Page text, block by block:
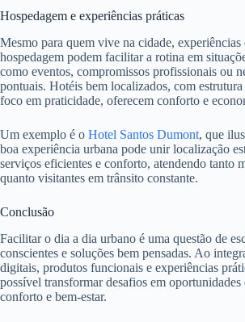
Hospedagem e experiências práticas
Mesmo para quem vive na cidade, experiências
hospedagem podem facilitar a rotina em
como eventos, compromissos profissionais ou
pontuais. Hotéis bem localizados, com
foco em praticidade, oferecem conforto e
Um exemplo é o Hotel Santos Dumont, que
boa experiência urbana pode unir localização
serviços eficientes e conforto, atendendo tanto
quanto visitantes em trânsito constante.
Conclusão
Facilitar o dia a dia urbano é uma questão de
conscientes e soluções bem pensadas. Ao
digitais, produtos funcionais e experiências
possível transformar desafios em oportunidades
conforto e bem-estar.